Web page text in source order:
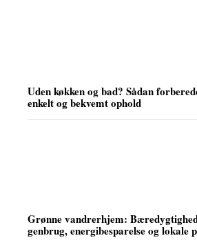
Uden køkken og bad? Sådan
enkelt og bekvemt ophold
Grønne vandrerhjem:
genbrug, energibesparelse og lokale